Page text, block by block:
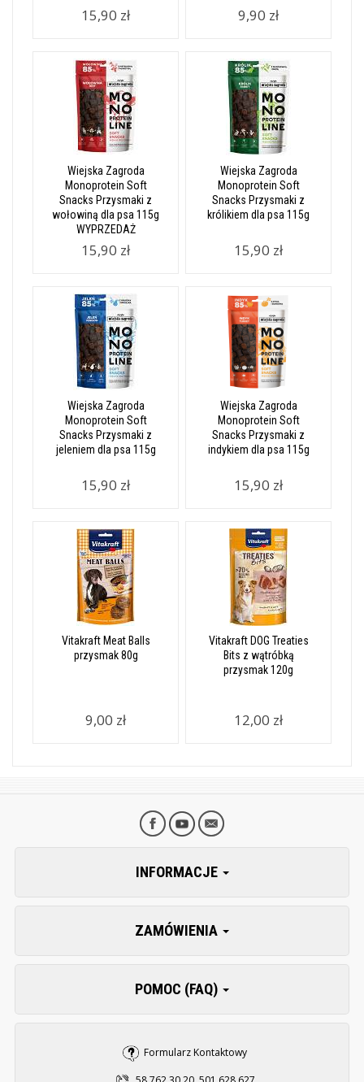
15,90 zł 9,90 zł
Wiejska Zagroda
Monoprotein Soft
Snacks Przysmaki z
wołowiną dla psa 115g
WYPRZEDAŻ
15,90 zł
Wiejska Zagroda
Monoprotein Soft
Snacks Przysmaki z
królikiem dla psa 115g
15,90 zł
Wiejska Zagroda
Monoprotein Soft
Snacks Przysmaki z
jeleniem dla psa 115g
15,90 zł
Wiejska Zagroda
Monoprotein Soft
Snacks Przysmaki z
indykiem dla psa 115g
15,90 zł
Vitakraft Meat Balls
przysmak 80g
9,00 zł
Vitakraft DOG Treaties
Bits z wątróbką
przysmak 120g
12,00 zł
INFORMACJE
ZAMÓWIENIA
POMOC (FAQ)
Formularz Kontaktowy